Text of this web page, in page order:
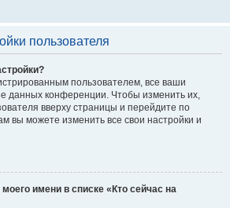
пользователя
пользователем, все ваши
данных конференции. Чтобы изменить их,
вверху страницы и перейдите по
вы можете изменить все свои настройки и
имени в списке «Кто сейчас на